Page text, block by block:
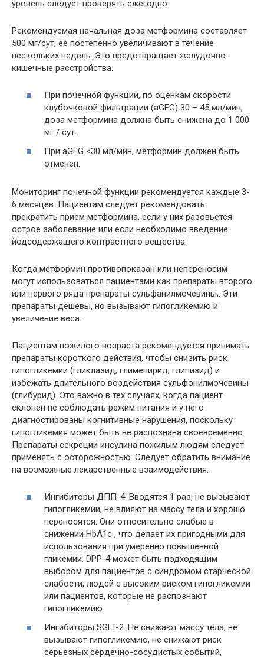
уровень следует проверять ежегодно.
Рекомендуемая начальная доза метформина составляет
500 мг/сут, ее постепенно увеличивают в течение
нескольких недель. Это предотвращает желудочно-
кишечные расстройства.
При почечной функции, по оценкам скорости
клубочковой фильтрации (aGFG) 30 – 45 мл/мин,
доза метформина должна быть снижена до 1 000
мг / сут.
При aGFG <30 мл/мин, метформин должен быть
отменен.
Мониторинг почечной функции рекомендуется каждые 3-
6 месяцев. Пациентам следует рекомендовать
прекратить прием метформина, если у них разовьется
острое заболевание или если необходимо введение
йодсодержащего контрастного вещества.
Когда метформин противопоказан или непереносим
могут использоваться пациентами как препараты второго
или первого ряда препараты сульфанилмочевины,. Эти
препараты дешевы, но вызывают гипогликемию и
увеличение веса.
Пациентам пожилого возраста рекомендуется принимать
препараты короткого действия, чтобы снизить риск
гипогликемии (гликлазид, глимепирид, глипизид) и
избежать длительного воздействия сульфонилмочевины
(глибурид). Это важно в тех случаях, когда пациент
склонен не соблюдать режим питания и у него
диагностированы когнитивные нарушения, поскольку
гипогликемия может быть не распознана своевременно.
Препараты секреции инсулина пожилым людям следует
применять с осторожностью. Следует обратить внимание
на возможные лекарственные взаимодействия.
Ингибиторы ДПП-4. Вводятся 1 раз, не вызывают
гипогликемии, не влияют на массу тела и хорошо
переносятся. Они относительно слабые в
снижении HbA1c , что делает их пригодными для
использования при умеренно повышенной
гликемии. DPP-4 может быть подходящим
выбором для пациентов с синдромом старческой
слабости, людей с высоким риском гипогликемии
или пациентов, которые не распознают
гипогликемию.
Ингибиторы SGLT-2. Не снижают массу тела, не
вызывают гипогликемию, не снижают риск
серьезных сердечно-сосудистых событий,